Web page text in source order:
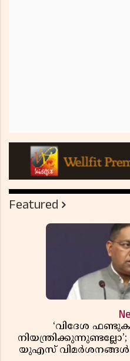
Featured
‘വിദേശ
യുഎസ്